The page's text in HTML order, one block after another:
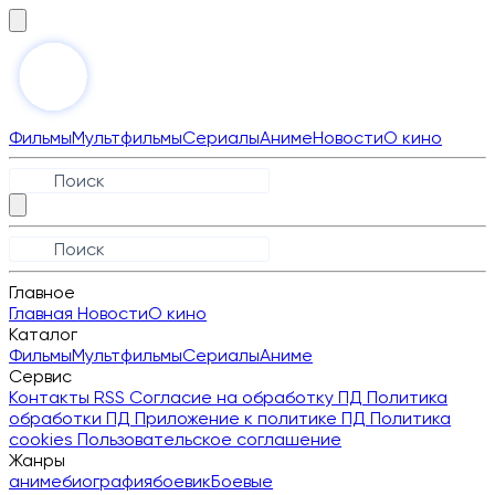
ФильмыМультфильмыСериалыАнимеНовостиО кино
Главное
Главная НовостиО кино
Каталог
ФильмыМультфильмыСериалыАниме
Сервис
Контакты RSS Согласие на обработку ПД Политика
обработки ПД Приложение к политике ПД Политика
cookies Пользовательское соглашение
Жанры
анимебиографиябоевикБоевые